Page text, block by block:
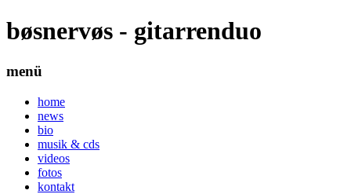
bøsnervøs - gitarrenduo
menü
home
news
bio
musik & cds
videos
fotos
kontakt